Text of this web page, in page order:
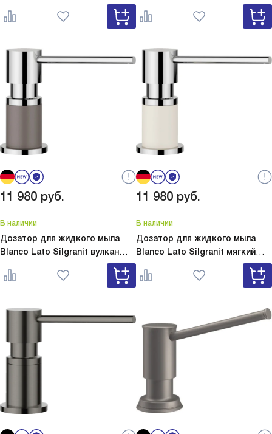
Lato Silgranit белый 525814
11 980 руб.
В наличии
Дозатор для жидкого мыла
Blanco Lato Silgranit вулкан
Lato Silgranit вулкан
серый 526954
11 980 руб.
В наличии
Дозатор для жидкого мыла
Blanco Lato Silgranit мягкий
Lato Silgranit мягкий
белый 526955